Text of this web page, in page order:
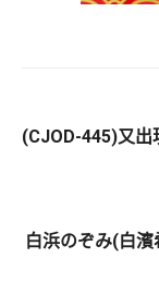
(CJOD-445)又出
白浜のぞみ(白